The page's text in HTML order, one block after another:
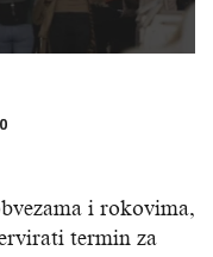
i rokovima,
termin za